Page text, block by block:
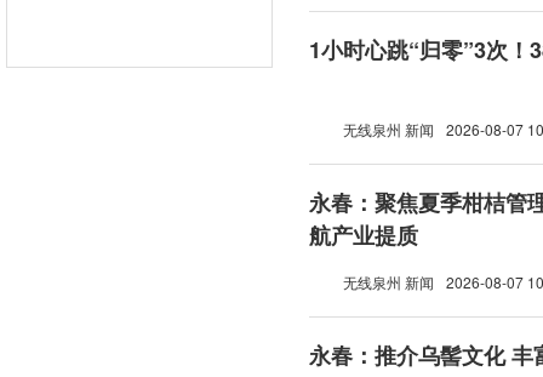
1小时心跳“归零”3次！
无线泉州 新闻 2026-08-07
永春：聚焦夏季柑桔管
航产业提质
无线泉州 新闻 2026-08-07
永春：推介乌髻文化 丰